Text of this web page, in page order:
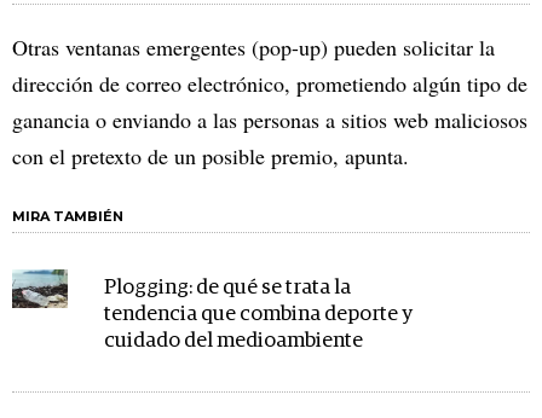
Otras ventanas emergentes (pop-up) pueden solicitar la
dirección de correo electrónico, prometiendo algún tipo de
ganancia o enviando a las personas a sitios web maliciosos
con el pretexto de un posible premio, apunta.
MIRA TAMBIÉN
Plogging: de qué se trata la
tendencia que combina deporte y
cuidado del medioambiente